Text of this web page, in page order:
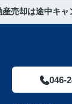
産売却は途中キ
046-